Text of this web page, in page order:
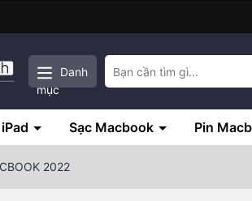
Danh
mục
iPad Sạc Macbook Pin
2022